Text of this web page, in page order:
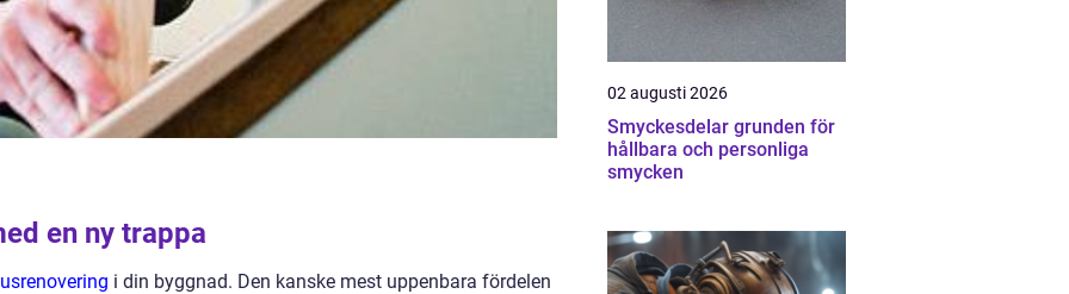
en ny trappa
i din byggnad. Den kanske mest uppenbara fördelen
02 augusti 2026
Smyckesdelar grunden för
hållbara och personliga
smycken